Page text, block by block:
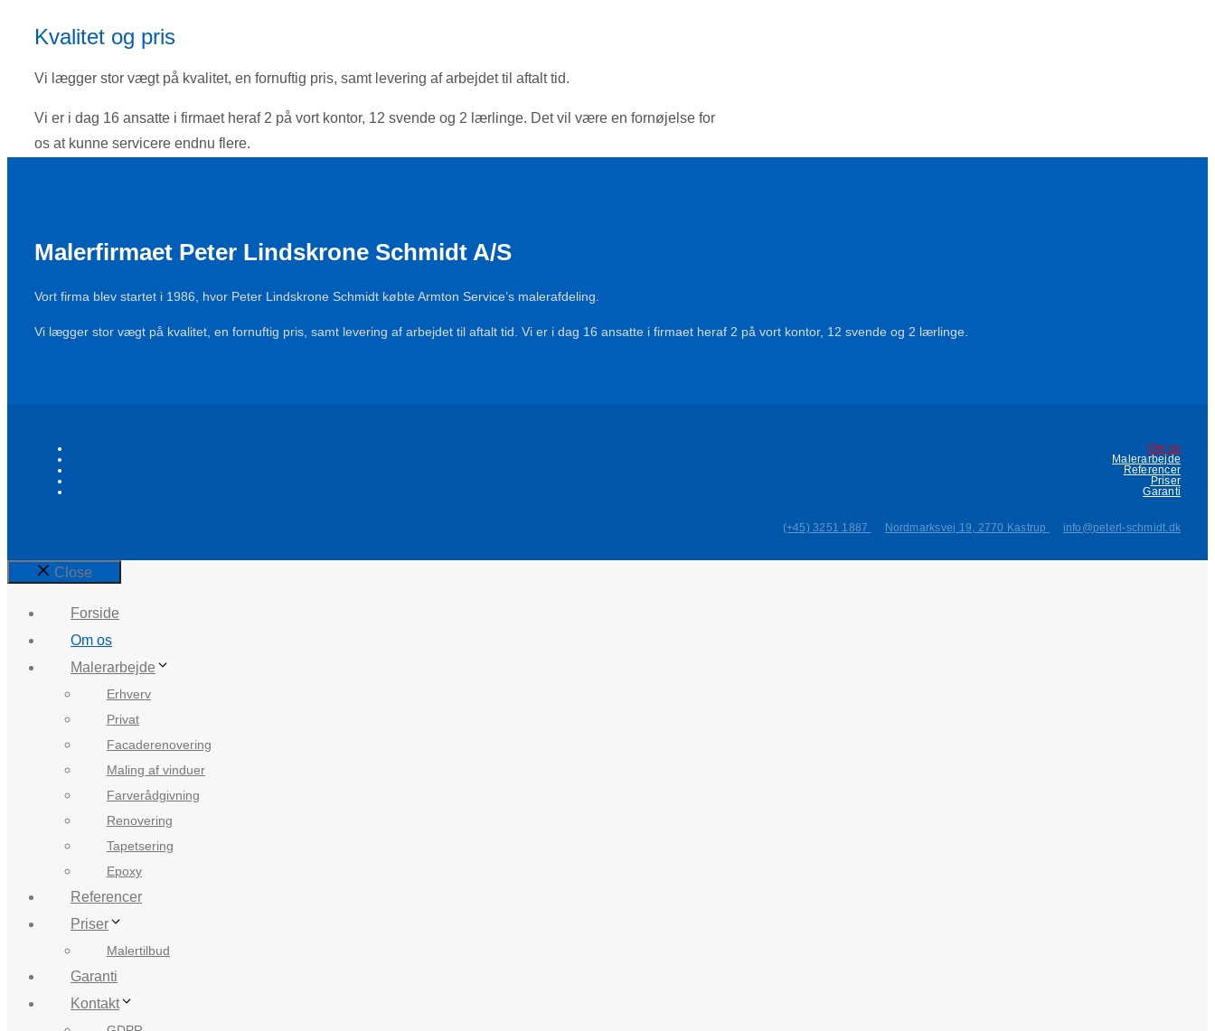
Kvalitet og pris
Vi lægger stor vægt på kvalitet, en fornuftig pris, samt levering af arbejdet til aftalt tid.
Vi er i dag 16 ansatte i firmaet heraf 2 på vort kontor, 12 svende og 2 lærlinge. Det vil være en fornøjelse for
os at kunne servicere endnu flere.
Malerfirmaet Peter Lindskrone Schmidt A/S
Vort firma blev startet i 1986, hvor Peter Lindskrone Schmidt købte Armton Service’s malerafdeling.
Vi lægger stor vægt på kvalitet, en fornuftig pris, samt levering af arbejdet til aftalt tid. Vi er i dag 16 ansatte i firmaet heraf 2 på vort kontor, 12 svende og 2 lærlinge.
Om os
Malerarbejde
Referencer
Priser
Garanti
(+45) 3251 1887 Nordmarksvej 19, 2770 Kastrup info@peterl-schmidt.dk
Close
Forside
Om os
Malerarbejde
Erhverv
Privat
Facaderenovering
Maling af vinduer
Farverådgivning
Renovering
Tapetsering
Epoxy
Referencer
Priser
Malertilbud
Garanti
Kontakt